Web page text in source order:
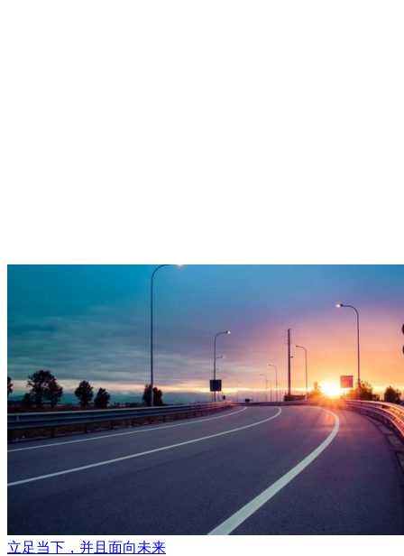
立足当下，并且面向未来